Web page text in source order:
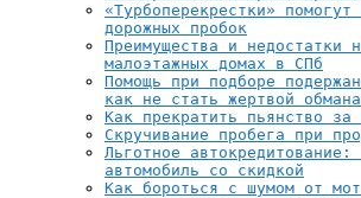
«Турбоперекрестки»
дорожных пробок
Преимущества и недостатки
малоэтажных домах в СПб
Помощь при подборе
как не стать жертвой обмана
Как прекратить пьянство за
Скручивание пробега при
Льготное автокредитование:
автомобиль со скидкой
Как бороться с шумом от